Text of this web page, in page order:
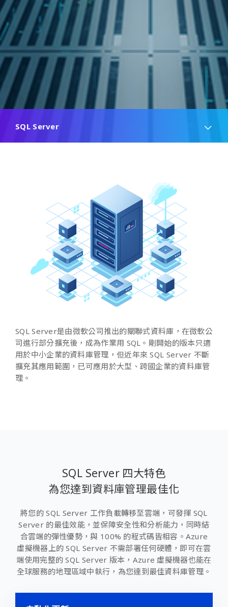
SQL Server
SQL Server是由微軟公司推出的關聯式資料庫，在微軟公
司進行部分擴充後，成為作業用 SQL 。剛開始的版本只適
用於中小企業的資料庫管理，但近年來 SQL Server 不斷
擴充其應用範圍，已可應用於大型、跨國企業的資料庫管
理。
SQL Server 四大特色
為您達到資料庫管理最佳化
將您的 SQL Server 工作負載轉移至雲端，可發揮 SQL
Server 的最佳效能，並保障安全性和分析能力，同時結
合雲端的彈性優勢，與 100% 的程式碼皆相容。Azure
虛擬機器上的 SQL Server 不需部署任何硬體，即可在雲
端使用完整的 SQL Server 版本，Azure 虛擬機器也能在
全球服務的地理區域中執行，為您達到最佳資料庫管理。